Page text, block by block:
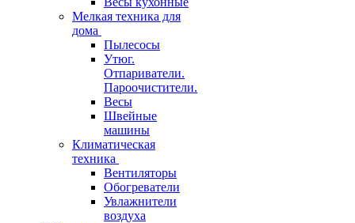
Мелкая техника для
дома
Пылесосы
Утюг.
Отпариватели.
Пароочистители.
Весы
Швейные
машины
Климатическая
техника
Вентиляторы
Обогреватели
Увлажнители
воздуха